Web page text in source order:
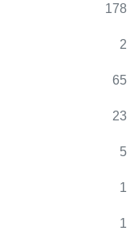
178
2
65
23
5
1
1